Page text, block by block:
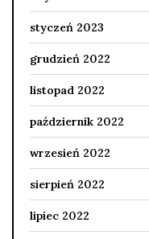
styczeń 2023
grudzień 2022
listopad 2022
październik 2022
wrzesień 2022
sierpień 2022
lipiec 2022